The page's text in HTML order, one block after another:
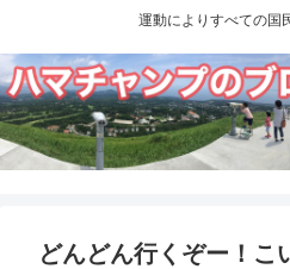
運動によりすべての国
どんどん行くぞー！こ